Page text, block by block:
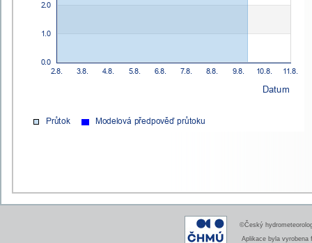
©Český
Aplikace byla vyrobena